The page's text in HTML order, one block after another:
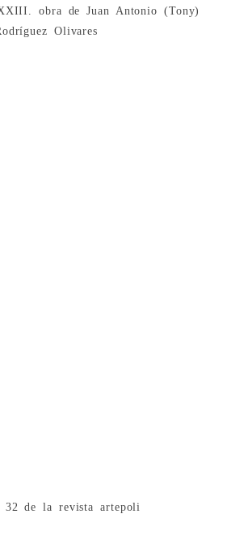
obra de Juan Antonio (Tony)
Olivares
32 de la revista artepoli